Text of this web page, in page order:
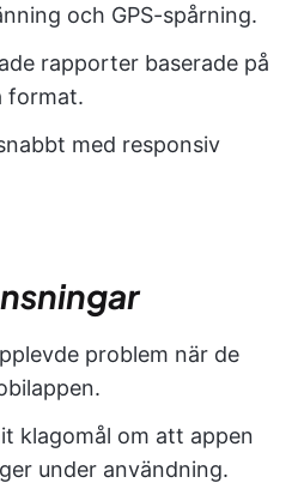
och GPS-spårning.
rapporter baserade på
format.
med responsiv
problem när de
klagomål om att appen
under användning.